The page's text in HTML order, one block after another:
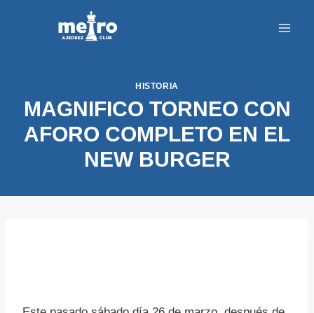
HISTORIA
MAGNIFICO TORNEO CON
AFORO COMPLETO EN EL
NEW BURGER